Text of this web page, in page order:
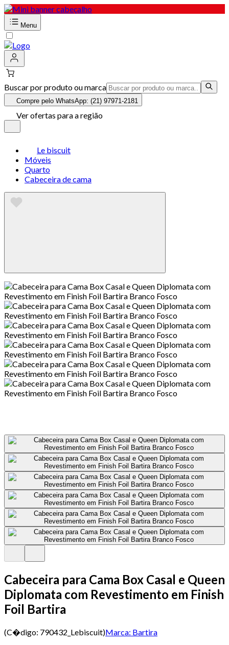
Menu
Buscar por produto ou marca
Compre pelo WhatsApp: (21) 97971-2181
Ver ofertas para a região
Le biscuit
Móveis
Quarto
Cabeceira de cama
Cabeceira para Cama Box Casal e Queen
Diplomata com Revestimento em Finish
Foil Bartira
(C�digo: 790432_Lebiscuit)Marca: Bartira